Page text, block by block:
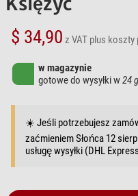
$ 34,90 z VAT plus koszty
w magazynie
gotowe do wysyłki w24
☀️ Jeśli potrzebujesz
zaćmieniem Słońca 12
usługę wysyłki (DHL